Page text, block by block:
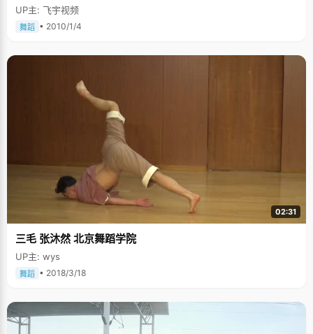
UP主: 飞宇视频
舞蹈 • 2010/1/4
02:31
三毛 张沐然 北京舞蹈学院
UP主: wys
舞蹈 • 2018/3/18